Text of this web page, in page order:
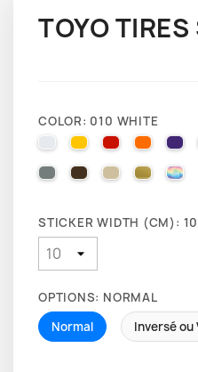
TOYO
COLOR: 010 WHITE
010 WHITE025 BRIMSTONE
031 RED035
071 GREY080 BROWN
082 BEIGE
091
STICKER WIDTH (CM): 10
OPTIONS: NORMAL
Normal
Inversé